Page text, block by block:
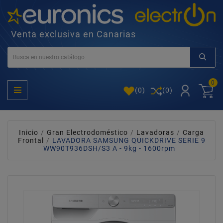
Venta exclusiva en Canarias
(0) (0)
0
Inicio Gran Electrodoméstico Lavadoras
Carga
Frontal
LAVADORA SAMSUNG QUICKDRIVE SERIE 9
WW90T936DSH/S3 A - 9kg - 1600rpm